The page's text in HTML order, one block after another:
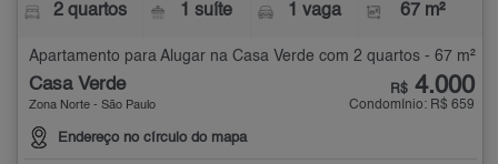
2 quartos 1 suíte 1 vaga 67 m²
Apartamento para Alugar na Casa Verde com 2 quartos - 67 m²
Casa Verde
Zona Norte - São Paulo
Endereço no círculo do mapa
R$ 4.000
Condomínio: R$ 659